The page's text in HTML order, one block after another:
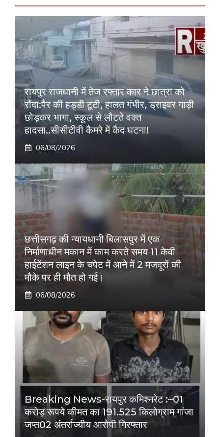
रायपुर राजधानी में तेज रफ्तार कार ने छात्रा को
रौंदा:पैर की हड्डी टूटी, हालत गंभीर, ड्राइवर गाड़ी
छोड़कर भागा, स्कूल से लौटते वक्त
हादसा..सीसीटीवी कैमरे में कैद घटना!
06/08/2026
छत्तीसगढ़ की न्यायधानी बिलासपुर में एक
निर्माणाधीन मकान में काम करते समय 11 केवी
हाईटेंशन लाइन के चपेट में आने में 2 मजदूरों की
मौके पर ही मौत हो गई।
06/08/2026
Breaking News-रायपुर कमिश्नरेट :–01
करोड़ रूपये कीमत का 191.525 किलोग्राम गांजा
जप्त02 अंतर्राज्यीय आरोपी गिरफ्तार